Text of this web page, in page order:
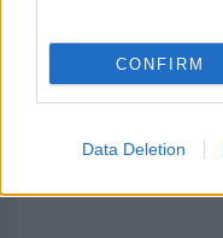
CONFIRM
Data Deletion